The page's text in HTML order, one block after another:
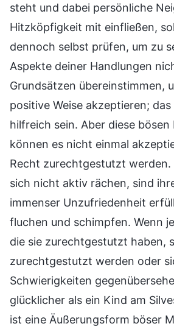
steht und dabei persönliche
Hitzköpfigkeit mit einfließen,
dennoch selbst prüfen, um zu
Aspekte deiner Handlungen
Grundsätzen übereinstimmen,
positive Weise akzeptieren;
hilfreich sein. Aber diese bösen
können es nicht einmal
Recht zurechtgestutzt werden.
sich nicht aktiv rächen, sind
immenser Unzufriedenheit
fluchen und schimpfen. Wenn
die sie zurechtgestutzt haben,
zurechtgestutzt werden oder
Schwierigkeiten
glücklicher als ein Kind am
ist eine Äußerungsform böser